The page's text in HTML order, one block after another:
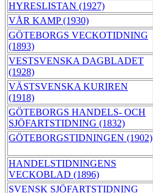
HYRESLISTAN (1927)
VÅR KAMP (1930)
GÖTEBORGS VECKOTIDNING
(1893)
VESTSVENSKA DAGBLADET
(1928)
VÄSTSVENSKA KURIREN
(1918)
GÖTEBORGS HANDELS- OCH
SJÖFARTSTIDNING (1832)
GÖTEBORGSTIDNINGEN (1902)
HANDELSTIDNINGENS
VECKOBLAD (1896)
SVENSK SJÖFARTSTIDNING